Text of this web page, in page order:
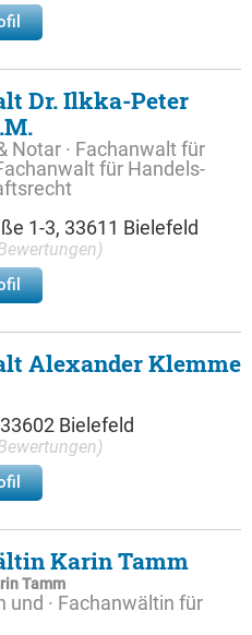
Dr. Ilkka-Peter
Notar · Fachanwalt für
für Handels-
1-3, 33611 Bielefeld
Alexander Klemme
Bielefeld
Karin Tamm
Tamm
und · Fachanwältin für